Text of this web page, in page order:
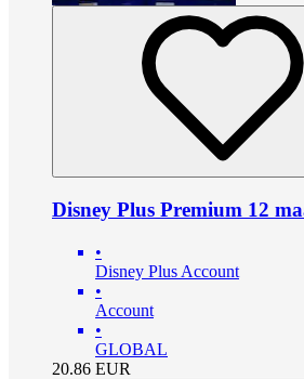
Disney Plus Premium 12
•
Disney Plus Account
•
Account
•
GLOBAL
20.86 EUR